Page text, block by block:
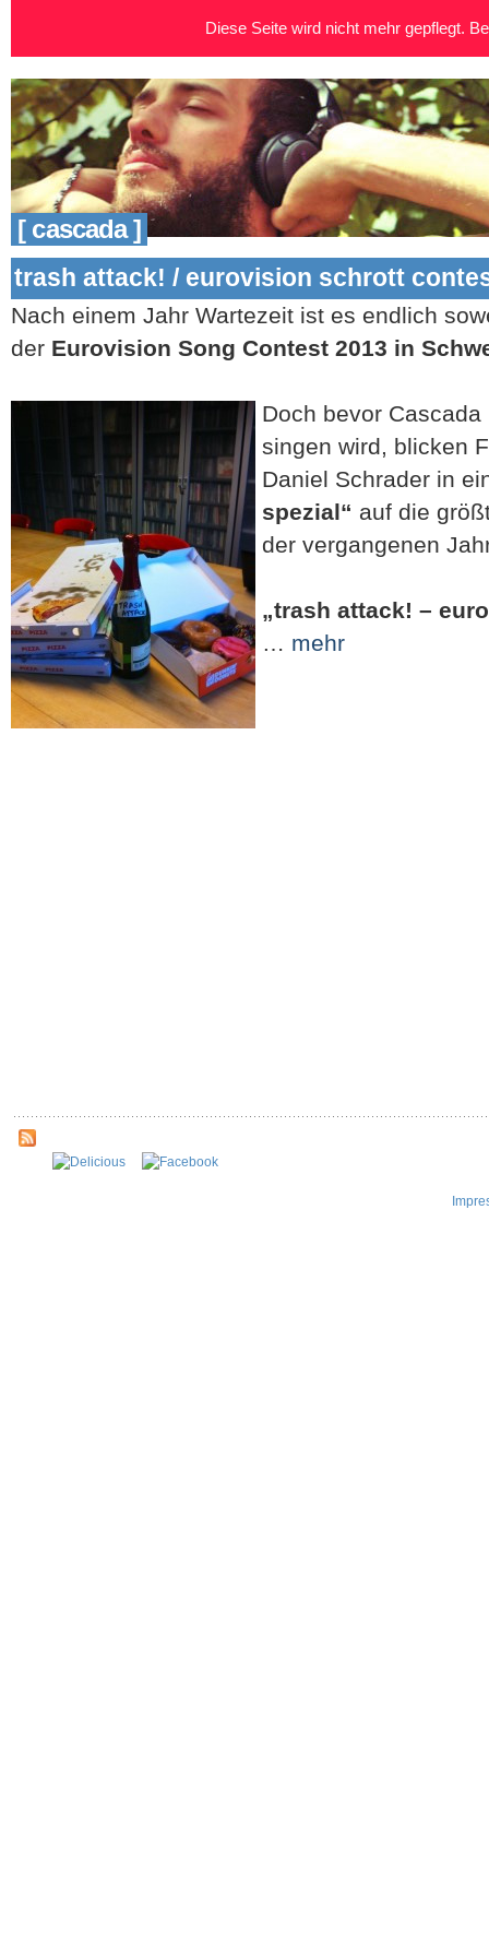
[ cascada ]
trash attack! / eurovision schrott
Nach einem Jahr Wartezeit ist es endlich
der Eurovision Song Contest 2013 in
Doch bevor Cascada
singen wird, blicken
Daniel Schrader in
spezial“ auf die
der vergangenen
„trash attack! –
… mehr
Diese Seite wird nicht mehr gepflegt.